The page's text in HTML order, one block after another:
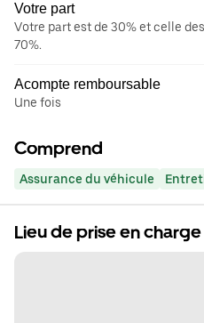
Votre part
Votre part est de 30% et celle
70%.
Acompte remboursable
Une fois
Comprend
Assurance du véhicule
Lieu de prise en charge